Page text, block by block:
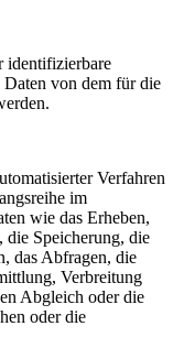
identifizierbare
Daten von dem für die
Verfahren
im
wie das Erheben,
die Speicherung, die
das Abfragen, die
Verbreitung
Abgleich oder die
oder die